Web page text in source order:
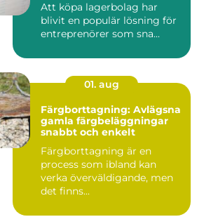
Att köpa lagerbolag har
blivit en populär lösning för
entreprenörer som sna...
01. aug
Färgborttagning: Avlägsna
gamla färgbeläggningar
snabbt och enkelt
Färgborttagning är en
process som ibland kan
verka överväldigande, men
det finns...